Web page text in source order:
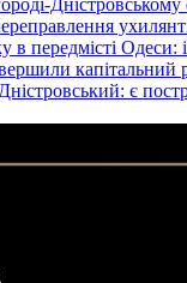
Дністровському
в передмісті
капітальний
є